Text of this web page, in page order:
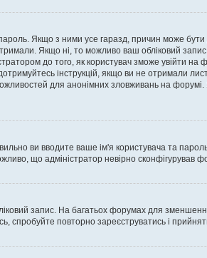
Якщо з ними усе гаразд, причин може бути
Якщо ні, то можливо ваш обліковий
до того, як користувач зможе увійти
інструкцій, якщо ви не отримали
для анонімних зловживань на
ви вводите ваше ім'я користувача та
що адміністратор невірно сконфігурував
запис. На багатьох форумах для
спробуйте повторно зареєструватись і